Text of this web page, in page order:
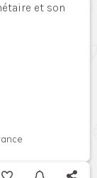
et son